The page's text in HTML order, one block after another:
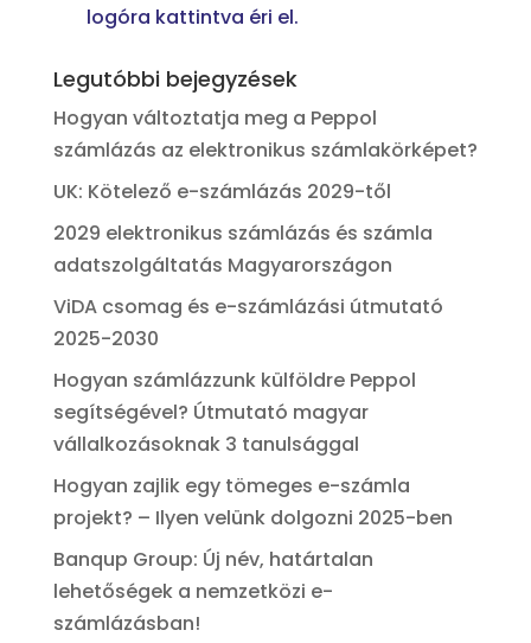
logóra kattintva éri el.
Legutóbbi bejegyzések
Hogyan változtatja meg a Peppol
számlázás az elektronikus számlakörképet?
UK: Kötelező e-számlázás 2029-től
2029 elektronikus számlázás és számla
adatszolgáltatás Magyarországon
ViDA csomag és e-számlázási útmutató
2025-2030
Hogyan számlázzunk külföldre Peppol
segítségével? Útmutató magyar
vállalkozásoknak 3 tanulsággal
Hogyan zajlik egy tömeges e-számla
projekt? – Ilyen velünk dolgozni 2025-ben
Banqup Group: Új név, határtalan
lehetőségek a nemzetközi e-
számlázásban!